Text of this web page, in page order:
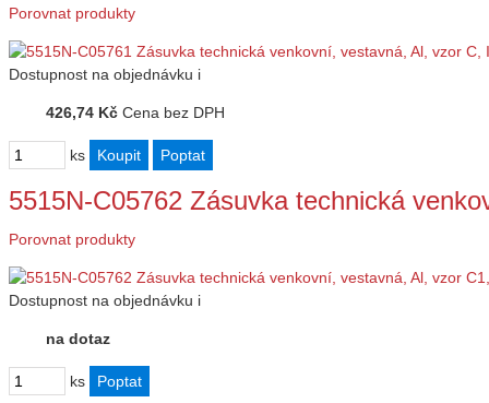
Porovnat produkty
Dostupnost na objednávku i
426,74 Kč Cena bez DPH
ks
5515N-C05762 Zásuvka technická
Porovnat produkty
Dostupnost na objednávku i
na dotaz
ks